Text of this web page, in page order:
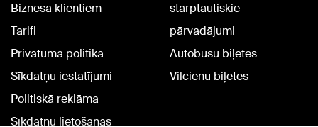
Biznesa klientiem
Tarifi
Privātuma politika
Sīkdatņu iestatījumi
Politiskā reklāma
Sīkdatņu lietošanas
starptautiskie
pārvadājumi
Autobusu biļetes
Vilcienu biļetes